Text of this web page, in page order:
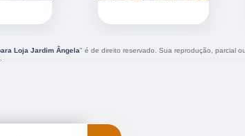
Loja Jardim Ângela" é de direito reservado. Sua reprodução, parcial